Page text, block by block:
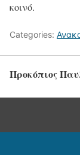
κοινό.
Categories:
Προκόπιος